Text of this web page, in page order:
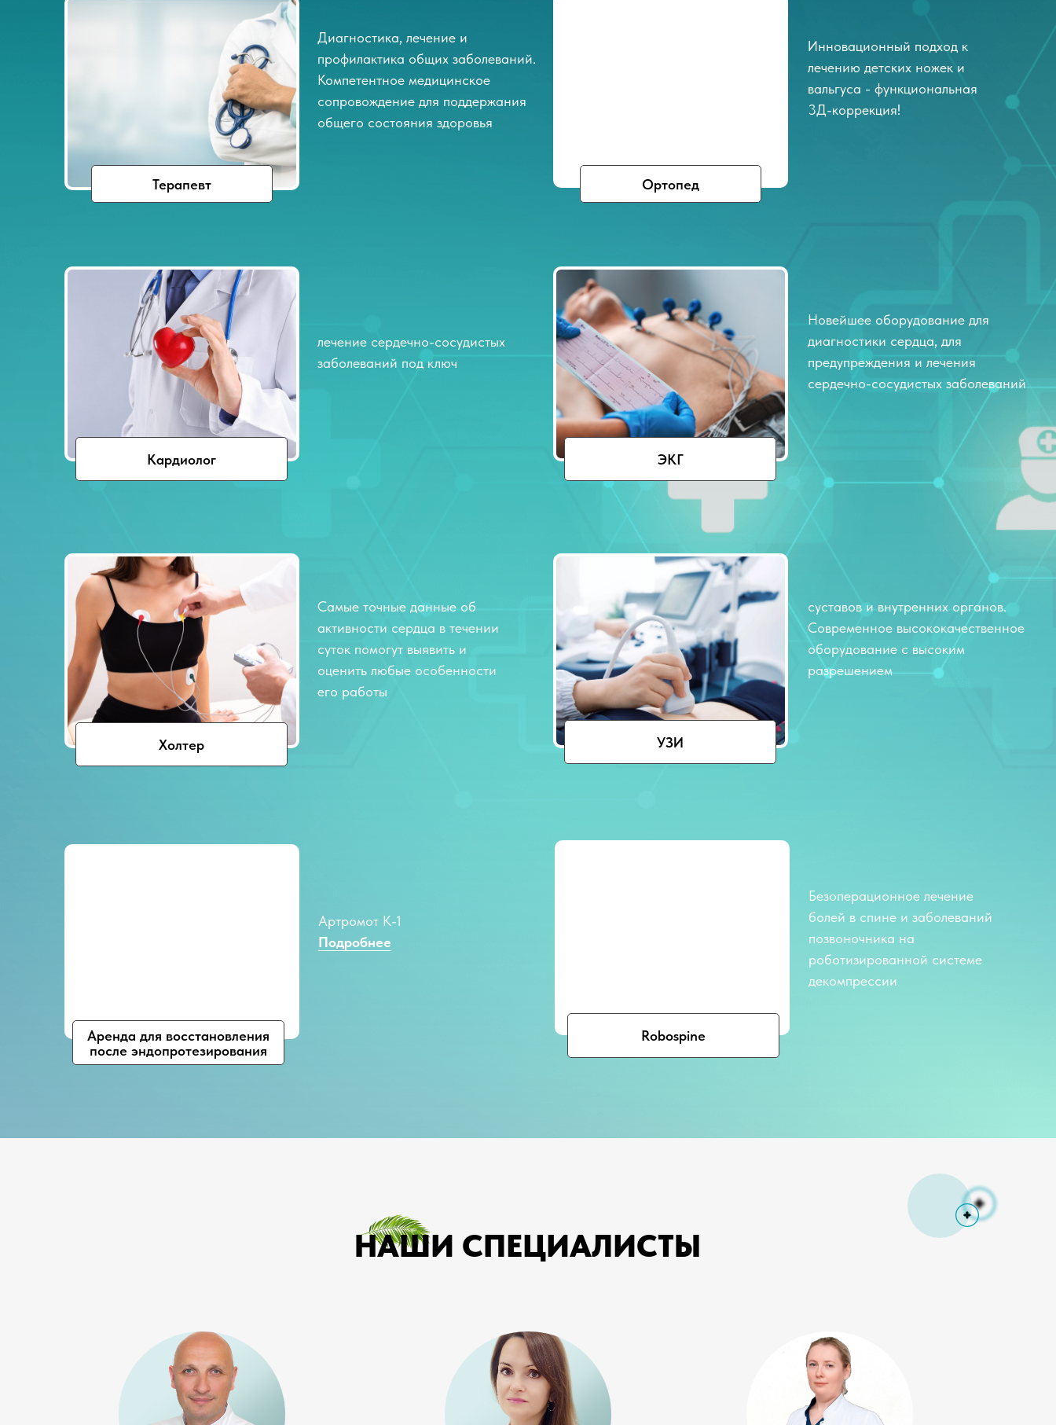
Инновационный подход к
лечению детских ножек и
вальгуса - функциональная
3Д-коррекция!
Самые точные данные об
активности сердца в течении
суток помогут выявить и
оценить любые особенности
его работы
Новейшее оборудование для
диагностики сердца, для
предупреждения и лечения
сердечно-сосудистых заболеваний
лечение сердечно-сосудистых
заболеваний под ключ
суставов и внутренних органов.
Современное высококачественное
оборудование с высоким
разрешением
Диагностика, лечение и
профилактика общих заболеваний.
Компетентное медицинское
сопровождение для поддержания
общего состояния здоровья
Терапевт Ортопед
Кардиолог ЭКГ
Холтер УЗИ
Артромот К-1
Подробнее
Аренда для восстановления
после эндопротезирования
Безоперационное лечение
болей в спине и заболеваний
позвоночника на
роботизированной системе
декомпрессии
Robospine
НАШИ СПЕЦИАЛИСТЫ